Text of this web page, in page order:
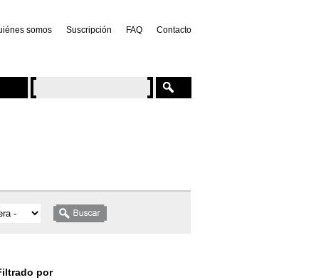
somos Suscripción FAQ Contacto
por